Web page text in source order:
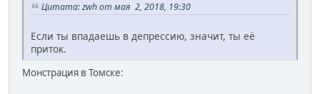
Цитата: zwh от мая 2, 2018, 19:30
Если ты впадаешь в депрессию, значит, ты её
приток.
Монстрация в Томске: